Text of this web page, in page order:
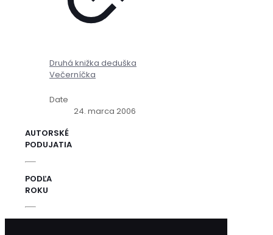
Druhá knižka deduška
Večerníčka
Date
24. marca 2006
AUTORSKÉ
PODUJATIA
PODĽA
ROKU